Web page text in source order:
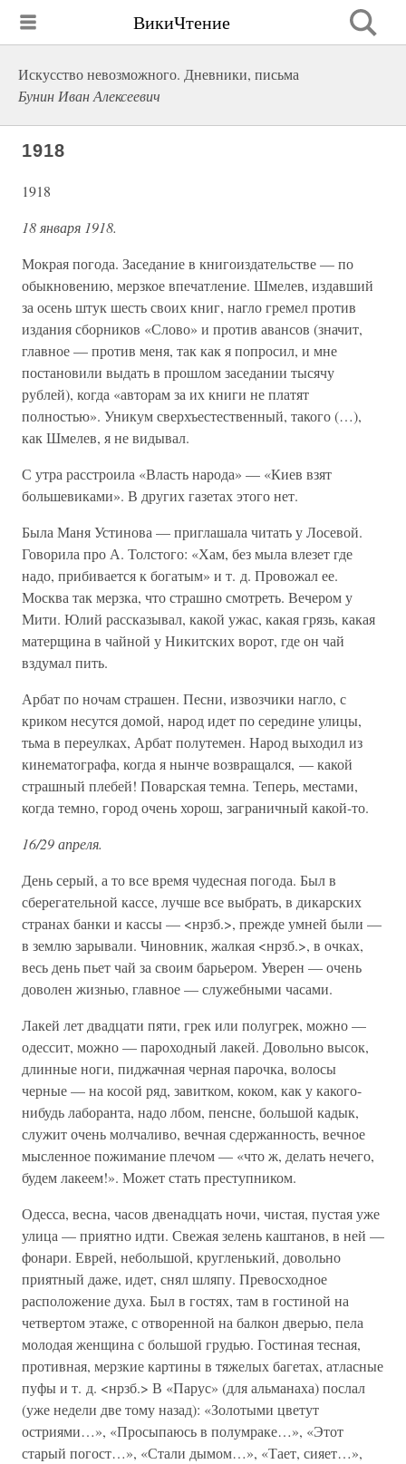
ВикиЧтение
Искусство невозможного. Дневники, письма
Бунин Иван Алексеевич
1918
1918
18 января 1918.
Мокрая погода. Заседание в книгоиздательстве — по
обыкновению, мерзкое впечатление. Шмелев, издавший
за осень штук шесть своих книг, нагло гремел против
издания сборников «Слово» и против авансов (значит,
главное — против меня, так как я попросил, и мне
постановили выдать в прошлом заседании тысячу
рублей), когда «авторам за их книги не платят
полностью». Уникум сверхъестественный, такого (…),
как Шмелев, я не видывал.
С утра расстроила «Власть народа» — «Киев взят
большевиками». В других газетах этого нет.
Была Маня Устинова — приглашала читать у Лосевой.
Говорила про А. Толстого: «Хам, без мыла влезет где
надо, прибивается к богатым» и т. д. Провожал ее.
Москва так мерзка, что страшно смотреть. Вечером у
Мити. Юлий рассказывал, какой ужас, какая грязь, какая
матерщина в чайной у Никитских ворот, где он чай
вздумал пить.
Арбат по ночам страшен. Песни, извозчики нагло, с
криком несутся домой, народ идет по середине улицы,
тьма в переулках, Арбат полутемен. Народ выходил из
кинематографа, когда я нынче возвращался, — какой
страшный плебей! Поварская темна. Теперь, местами,
когда темно, город очень хорош, заграничный какой-то.
16/29 апреля.
День серый, а то все время чудесная погода. Был в
сберегательной кассе, лучше все выбрать, в дикарских
странах банки и кассы — <нрзб.>, прежде умней были —
в землю зарывали. Чиновник, жалкая <нрзб.>, в очках,
весь день пьет чай за своим барьером. Уверен — очень
доволен жизнью, главное — служебными часами.
Лакей лет двадцати пяти, грек или полугрек, можно —
одессит, можно — пароходный лакей. Довольно высок,
длинные ноги, пиджачная черная парочка, волосы
черные — на косой ряд, завитком, коком, как у какого-
нибудь лаборанта, надо лбом, пенсне, большой кадык,
служит очень молчаливо, вечная сдержанность, вечное
мысленное пожимание плечом — «что ж, делать нечего,
будем лакеем!». Может стать преступником.
Одесса, весна, часов двенадцать ночи, чистая, пустая уже
улица — приятно идти. Свежая зелень каштанов, в ней —
фонари. Еврей, небольшой, кругленький, довольно
приятный даже, идет, снял шляпу. Превосходное
расположение духа. Был в гостях, там в гостиной на
четвертом этаже, с отворенной на балкон дверью, пела
молодая женщина с большой грудью. Гостиная тесная,
противная, мерзкие картины в тяжелых багетах, атласные
пуфы и т. д. <нрзб.> В «Парус» (для альманаха) послал
(уже недели две тому назад): «Золотыми цветут
остриями…», «Просыпаюсь в полумраке…», «Этот
старый погост…», «Стали дымом…», «Тает, сияет…»,